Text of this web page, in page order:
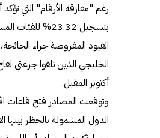
رغم "مفارقة الأرقام" التي
القيود المفروضة جراء
أكتوبر المقبل.
وتوقعت المصادر فتح قاعات
الدول المشمولة بالحظر بينها